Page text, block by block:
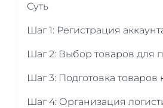
Суть
Шаг 1: Регистрация
Шаг 2: Выбор товаров для
Шаг 3: Подготовка товаров
Шаг 4: Организация